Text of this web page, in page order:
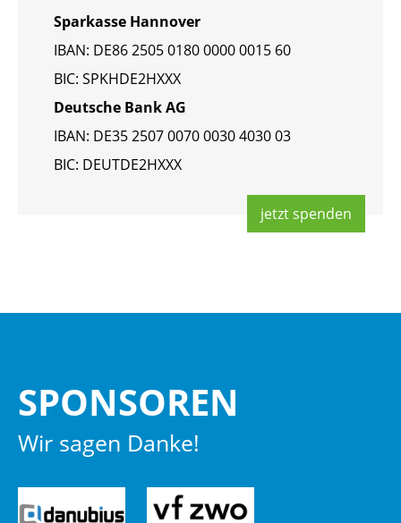
Spar­kas­se Han­no­ver
IBAN: DE86 2505 0180 0000 0015 60
BIC: SPKHDE2HXXX
Deut­sche Bank AG
IBAN: DE35 2507 0070 0030 4030 03
BIC: DEUT­DE2HXXX
jetzt spen­den
SPON­SO­REN
Wir sagen Danke!